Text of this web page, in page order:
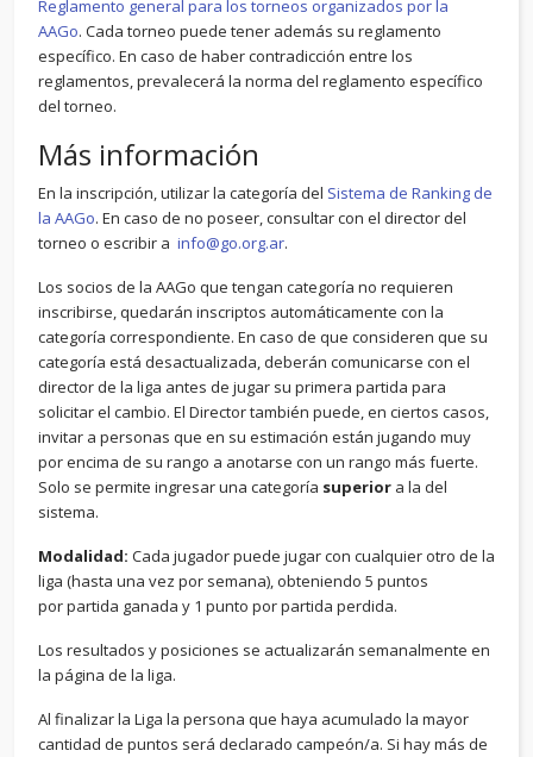
Reglamento general para los torneos organizados por la
AAGo. Cada torneo puede tener además su reglamento
específico. En caso de haber contradicción entre los
reglamentos, prevalecerá la norma del reglamento específico
del torneo.
Más información
En la inscripción, utilizar la categoría del Sistema de Ranking de
la AAGo. En caso de no poseer, consultar con el director del
torneo o escribir a info@go.org.ar.
Los socios de la AAGo que tengan categoría no requieren
inscribirse, quedarán inscriptos automáticamente con la
categoría correspondiente. En caso de que consideren que su
categoría está desactualizada, deberán comunicarse con el
director de la liga antes de jugar su primera partida para
solicitar el cambio. El Director también puede, en ciertos casos,
invitar a personas que en su estimación están jugando muy
por encima de su rango a anotarse con un rango más fuerte.
Solo se permite ingresar una categoría superior a la del
sistema.
Modalidad: Cada jugador puede jugar con cualquier otro de la
liga (hasta una vez por semana), obteniendo 5 puntos
por partida ganada y 1 punto por partida perdida.
Los resultados y posiciones se actualizarán semanalmente en
la página de la liga.
Al finalizar la Liga la persona que haya acumulado la mayor
cantidad de puntos será declarado campeón/a. Si hay más de